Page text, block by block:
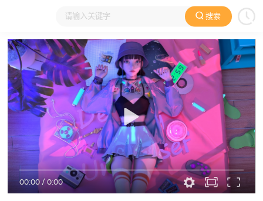
搜索
大家在看 日本动漫 国产动漫 欧美动漫 动漫电影
00:00/0:00